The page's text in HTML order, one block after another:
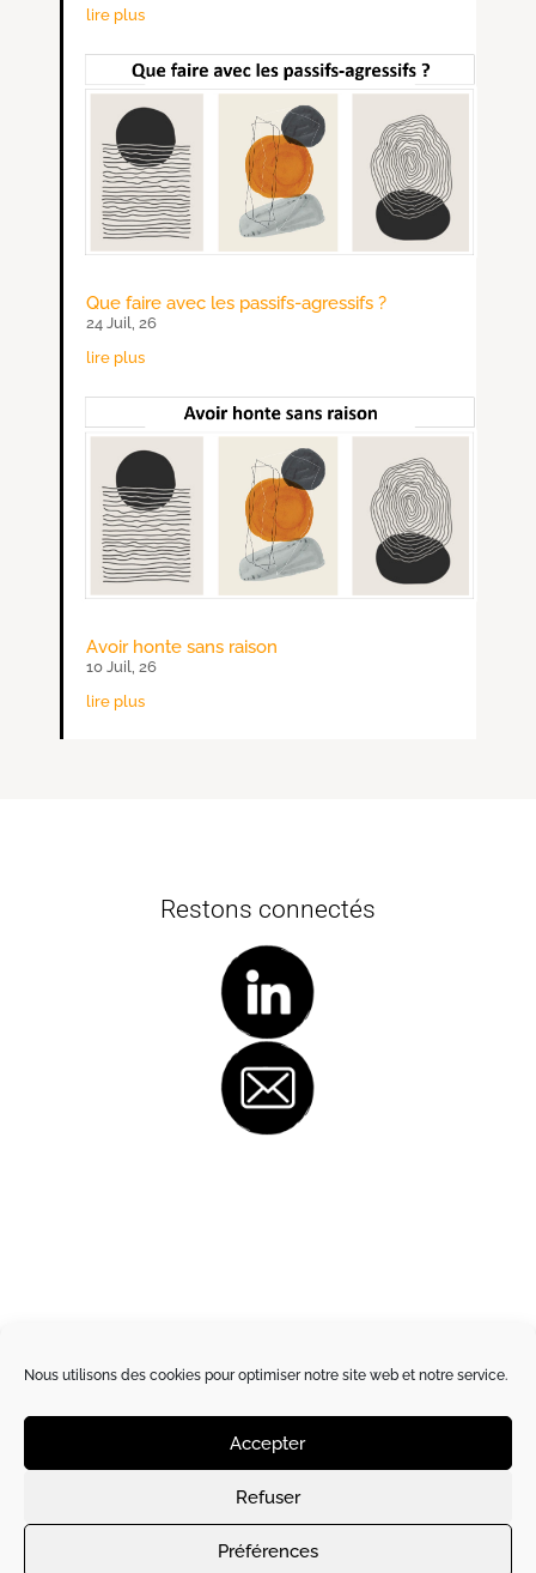
Nous utilisons des cookies pour optimiser notre site web et notre service.
Accepter
Refuser
Préférences
lire plus
Que faire avec les passifs-agressifs ?
24 Juil, 26
lire plus
Avoir honte sans raison
10 Juil, 26
lire plus
Restons connectés
Site créé et hébergé parl’Artichaut de Paris|
Conception-rédaction parManon Lescroart